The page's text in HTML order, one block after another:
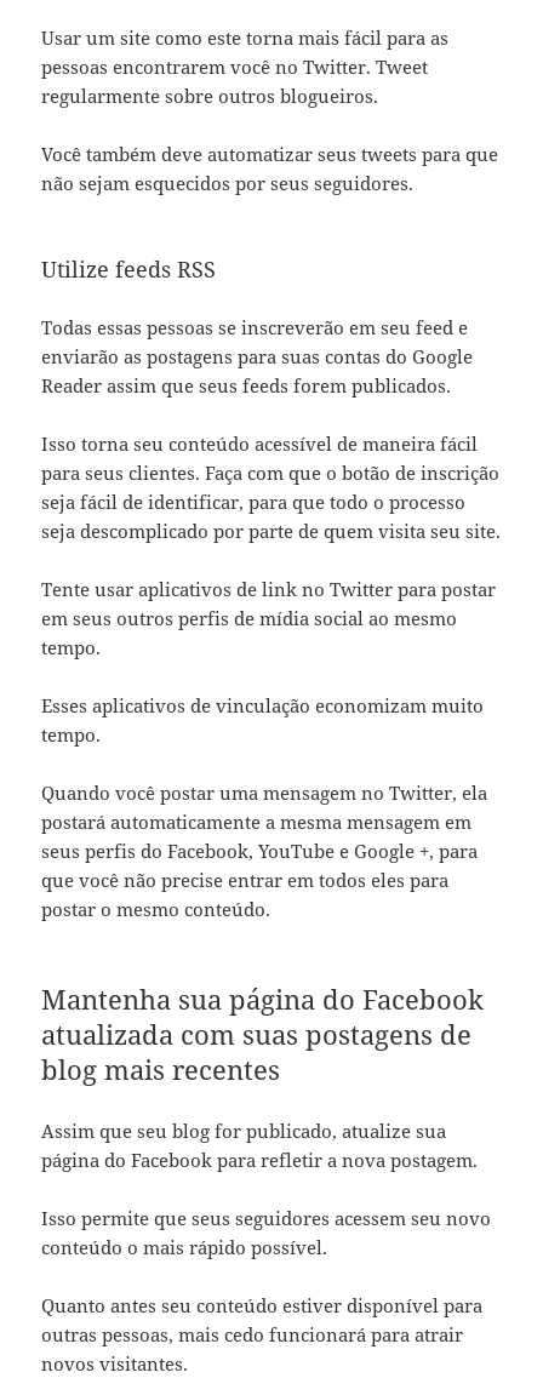
Usar um site como este torna mais fácil para as
pessoas encontrarem você no Twitter. Tweet
regularmente sobre outros blogueiros.
Você também deve automatizar seus tweets para que
não sejam esquecidos por seus seguidores.
Utilize feeds RSS
Todas essas pessoas se inscreverão em seu feed e
enviarão as postagens para suas contas do Google
Reader assim que seus feeds forem publicados.
Isso torna seu conteúdo acessível de maneira fácil
para seus clientes. Faça com que o botão de inscrição
seja fácil de identificar, para que todo o processo
seja descomplicado por parte de quem visita seu site.
Tente usar aplicativos de link no Twitter para postar
em seus outros perfis de mídia social ao mesmo
tempo.
Esses aplicativos de vinculação economizam muito
tempo.
Quando você postar uma mensagem no Twitter, ela
postará automaticamente a mesma mensagem em
seus perfis do Facebook, YouTube e Google +, para
que você não precise entrar em todos eles para
postar o mesmo conteúdo.
Mantenha sua página do Facebook
atualizada com suas postagens de
blog mais recentes
Assim que seu blog for publicado, atualize sua
página do Facebook para refletir a nova postagem.
Isso permite que seus seguidores acessem seu novo
conteúdo o mais rápido possível.
Quanto antes seu conteúdo estiver disponível para
outras pessoas, mais cedo funcionará para atrair
novos visitantes.